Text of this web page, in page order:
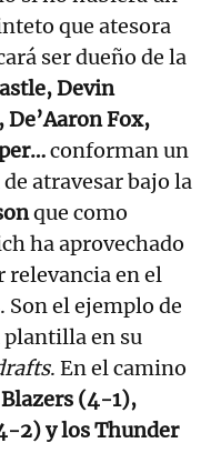
que atesora
ser dueño de la
Devin
Fox,
conforman un
atravesar bajo la
que como
ha aprovechado
en el
el ejemplo de
en su
. En el camino
(4-1),
2) y los Thunder